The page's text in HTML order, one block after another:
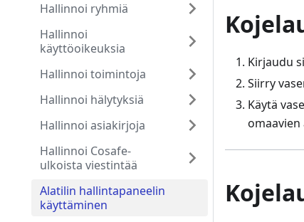
Hallinnoi ryhmiä
Hallinnoi
käyttöoikeuksia
Hallinnoi toimintoja
Hallinnoi hälytyksiä
Hallinnoi asiakirjoja
Hallinnoi Cosafe-
ulkoista viestintää
Alatilin hallintapaneelin
käyttäminen
Kirjaudu
Siirry
Käytä
omaavien